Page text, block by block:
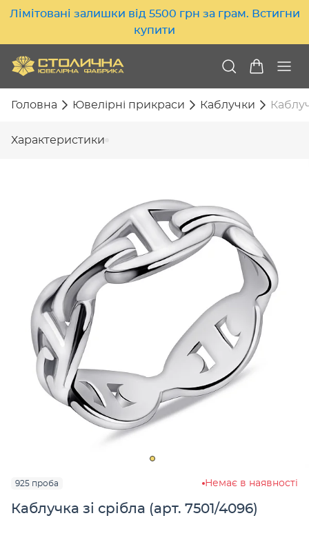
Лімітовані залишки від 5500 грн за грам. Встигни
купити
Головна Ювелірні прикраси Каблучки
Характеристики
925 проба Немає в наявності
Каблучка зі срібла (арт. 7501/4096)